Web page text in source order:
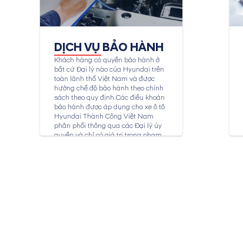
DỊCH VỤ BẢO HÀNH
Khách hàng có quyền bảo hành ở
bất cứ Đại lý nào của Hyundai trên
toàn lãnh thổ Việt Nam và được
hưởng chế độ bảo hành theo chính
sách theo quy định.Các điều khoản
bảo hành được áp dụng cho xe ô tô
Hyundai Thành Công Việt Nam
phân phối thông qua các Đại lý ủy
quyền và chỉ có giá trị trong phạm